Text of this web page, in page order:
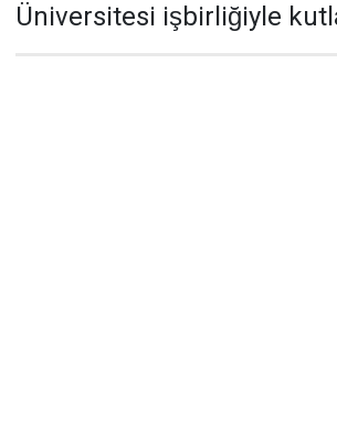
Üniversitesi işbirliğiyle